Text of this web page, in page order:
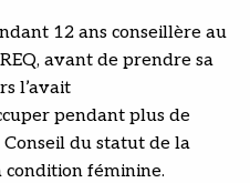
12 ans conseillère au
avant de prendre sa
l’avait
pendant plus de
Conseil du statut de la
féminine.